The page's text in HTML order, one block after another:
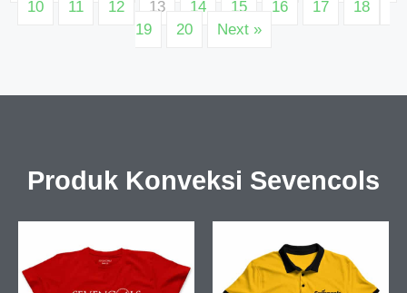
10 11 12 13 14 15 16 17
18
19
20 Next »
Produk Konveksi Sevencols